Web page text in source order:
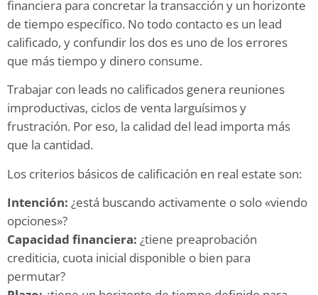
financiera para concretar la transacción y un horizonte
de tiempo específico. No todo contacto es un lead
calificado, y confundir los dos es uno de los errores
que más tiempo y dinero consume.
Trabajar con leads no calificados genera reuniones
improductivas, ciclos de venta larguísimos y
frustración. Por eso, la calidad del lead importa más
que la cantidad.
Los criterios básicos de calificación en real estate son:
Intención: ¿está buscando activamente o solo «viendo
opciones»?
Capacidad financiera: ¿tiene preaprobación
crediticia, cuota inicial disponible o bien para
permutar?